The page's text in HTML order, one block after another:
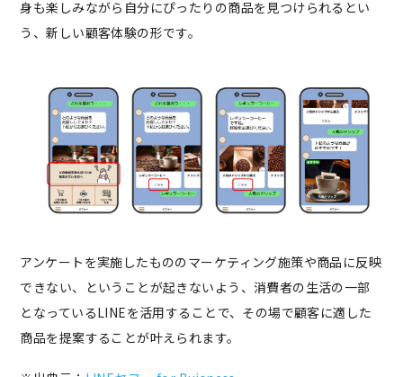
身も楽しみながら自分にぴったりの商品を見つけられるとい
う、新しい顧客体験の形です。
アンケートを実施したもののマーケティング施策や商品に反映
できない、ということが起きないよう、消費者の生活の一部
となっているLINEを活用することで、その場で顧客に適した
商品を提案することが叶えられます。